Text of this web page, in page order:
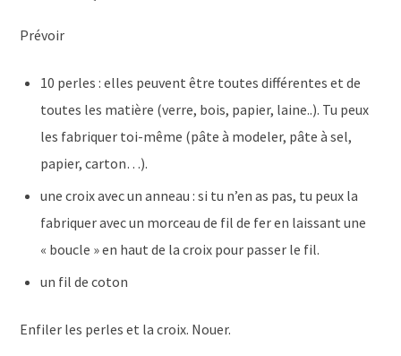
Prévoir
10 perles : elles peuvent être toutes différentes et de
toutes les matière (verre, bois, papier, laine..). Tu peux
les fabriquer toi-même (pâte à modeler, pâte à sel,
papier, carton…).
une croix avec un anneau : si tu n’en as pas, tu peux la
fabriquer avec un morceau de fil de fer en laissant une
« boucle » en haut de la croix pour passer le fil.
un fil de coton
Enfiler les perles et la croix. Nouer.